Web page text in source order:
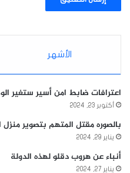
الأشهر
اعترافات ضابط امن أسير ستغير
أكتوبر 23, 2024
بالصوره مقتل المتهم بتصوير
يناير 29, 2024
أنباء عن هروب دقلو لهذه الدولة
يناير 27, 2024